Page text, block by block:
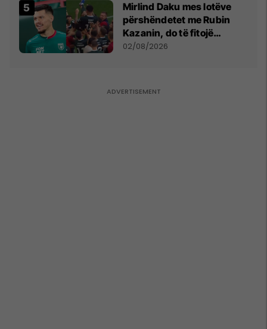
Mirlind Daku mes lotëve
përshëndetet me Rubin
Kazanin, do të fitojë
miliona te Spartak Moska
02/08/2026